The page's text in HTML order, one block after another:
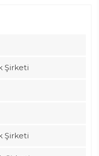
Şirketi
Şirketi